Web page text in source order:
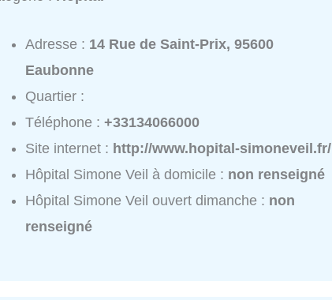
Adresse : 14 Rue de Saint-Prix, 95600
Eaubonne
Quartier :
Téléphone :+33134066000
Site internet : http://www.hopital-simoneveil.fr/
Hôpital Simone Veil à domicile : non renseigné
Hôpital Simone Veil ouvert dimanche : non
renseigné